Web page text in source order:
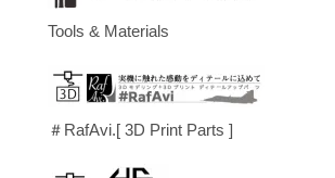
Tools & Materials
＃RafAvi.[ 3D Print Parts ]